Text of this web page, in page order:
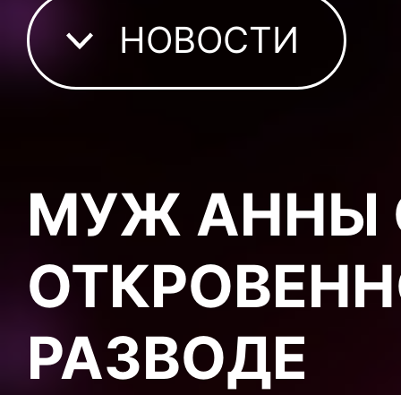
НОВОСТИ
МУЖ АННЫ
РАЗВОДЕ